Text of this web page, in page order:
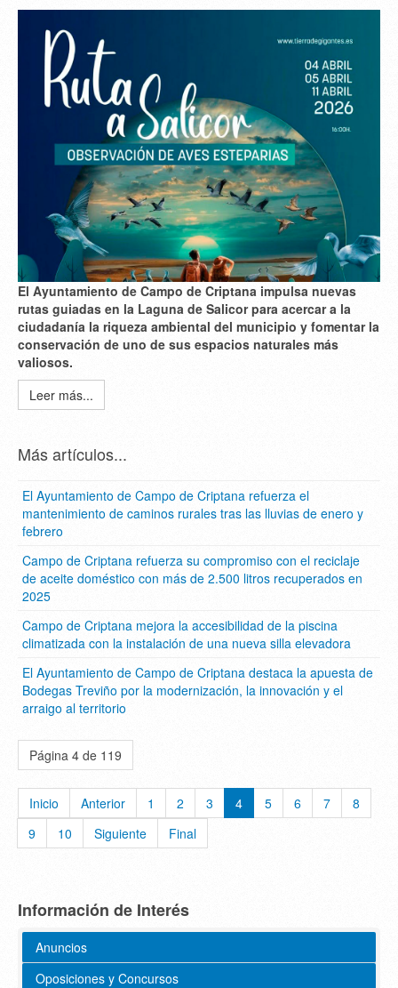
El Ayuntamiento de Campo de Criptana impulsa nuevas
rutas guiadas en la Laguna de Salicor para acercar a la
ciudadanía la riqueza ambiental del municipio y fomentar la
conservación de uno de sus espacios naturales más
valiosos.
Leer más...
Más artículos...
El Ayuntamiento de Campo de Criptana refuerza el
mantenimiento de caminos rurales tras las lluvias de enero y
febrero
Campo de Criptana refuerza su compromiso con el reciclaje
de aceite doméstico con más de 2.500 litros recuperados en
2025
Campo de Criptana mejora la accesibilidad de la piscina
climatizada con la instalación de una nueva silla elevadora
El Ayuntamiento de Campo de Criptana destaca la apuesta de
Bodegas Treviño por la modernización, la innovación y el
arraigo al territorio
Página 4 de 119
Inicio Anterior 1 2 3 4 5 6 7
8
9
10 Siguiente Final
Información de Interés
Anuncios
Oposiciones y Concursos